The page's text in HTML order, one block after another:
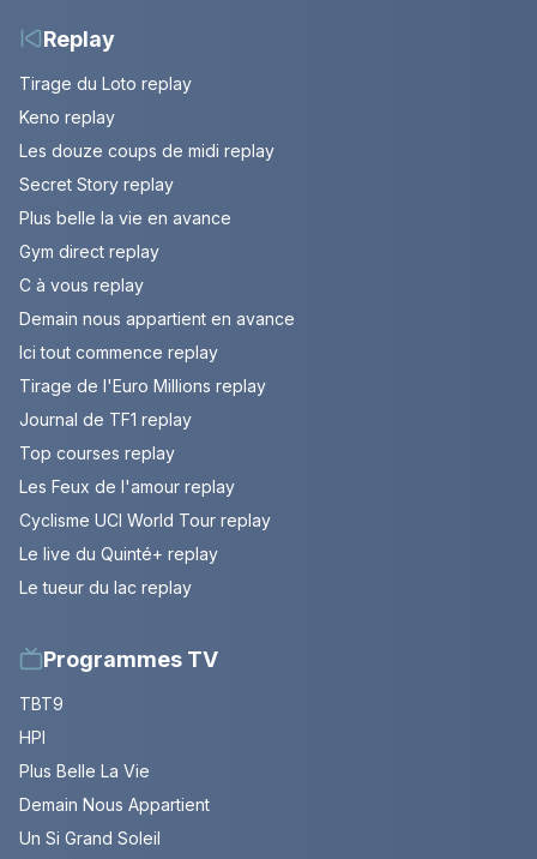
Replay
Tirage du Loto replay
Keno replay
Les douze coups de midi replay
Secret Story replay
Plus belle la vie en avance
Gym direct replay
C à vous replay
Demain nous appartient en avance
Ici tout commence replay
Tirage de l'Euro Millions replay
Journal de TF1 replay
Top courses replay
Les Feux de l'amour replay
Cyclisme UCI World Tour replay
Le live du Quinté+ replay
Le tueur du lac replay
Programmes TV
TBT9
HPI
Plus Belle La Vie
Demain Nous Appartient
Un Si Grand Soleil